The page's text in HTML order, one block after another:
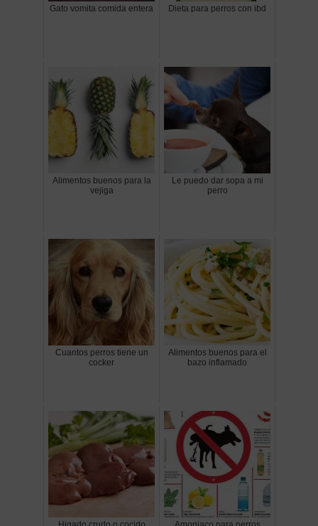
Gato vomita comida entera Dieta para perros con ibd
Alimentos buenos para la
vejiga
Le puedo dar sopa a mi
perro
Cuantos perros tiene un
cocker
Alimentos buenos para el
bazo inflamado